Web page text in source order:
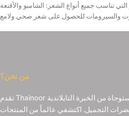
تناسب جميع أنواع الشعر: الشامبو والأقنعة
من نحن؟
تقدم Thainoor منتجات تجميل أصلية مستوحاة من الخبرة التايلاندية
التجميل. اكتشفي عالماً من المنتجات